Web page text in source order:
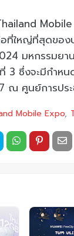
ใหญ่ที่สุดของป
มหกรรมยา
3 ซึ่งจะมีกำหน
ณ ศูนย์การปร
Mobile Expo